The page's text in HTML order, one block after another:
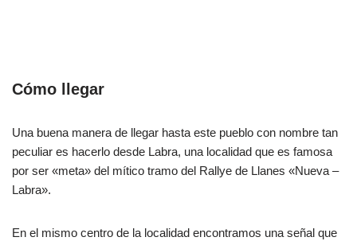
Cómo llegar
Una buena manera de llegar hasta este pueblo con nombre tan
peculiar es hacerlo desde Labra, una localidad que es famosa
por ser «meta» del mítico tramo del Rallye de Llanes «Nueva –
Labra».
En el mismo centro de la localidad encontramos una señal que